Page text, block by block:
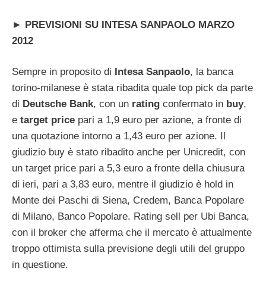
► PREVISIONI SU INTESA SANPAOLO MARZO
2012
Sempre in proposito di Intesa Sanpaolo, la banca
torino-milanese è stata ribadita quale top pick da parte
di Deutsche Bank, con un rating confermato in buy,
e target price pari a 1,9 euro per azione, a fronte di
una quotazione intorno a 1,43 euro per azione. Il
giudizio buy è stato ribadito anche per Unicredit, con
un target price pari a 5,3 euro a fronte della chiusura
di ieri, pari a 3,83 euro, mentre il giudizio è hold in
Monte dei Paschi di Siena, Credem, Banca Popolare
di Milano, Banco Popolare. Rating sell per Ubi Banca,
con il broker che afferma che il mercato è attualmente
troppo ottimista sulla previsione degli utili del gruppo
in questione.